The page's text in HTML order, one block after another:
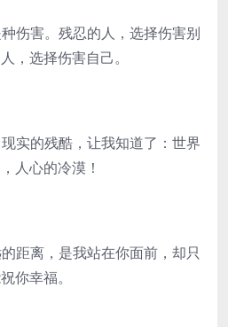
害。残忍的人，选择伤害别
，选择伤害自己。
的残酷，让我知道了：世界
人心的冷漠！
离，是我站在你面前，却只
你幸福。